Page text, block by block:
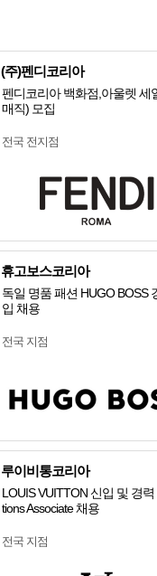
(주)펜디코리아
펜디코리아 백화점,아울렛 세
매직) 모집
전국 전지점
휴고보스코리아
독일 명품 패션 HUGO BOSS
입 채용
전국 지점
루이비통코리아
LOUIS VUITTON 신입 및 경
tions Associate 채용
전국 지점